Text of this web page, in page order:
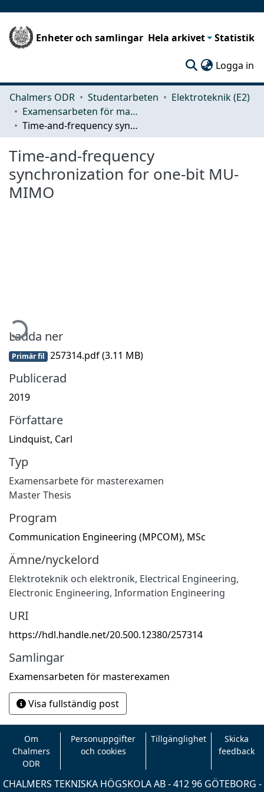
Enheter och samlingar Hela arkivet Statistik
Logga in
Chalmers ODR Studentarbeten
Elektroteknik (E2)
Examensarbeten för masterexamen
Time-and-frequency synchronization for one-bit MU-MIMO
Time-and-frequency
synchronization for one-bit MU-
MIMO
Ladda ner
Primär fil 257314.pdf(3.11 MB)
Publicerad
2019
Författare
Lindquist, Carl
Typ
Examensarbete för masterexamen
Master Thesis
Program
Communication Engineering (MPCOM), MSc
Ämne/nyckelord
Elektroteknik och elektronik, Electrical Engineering,
Electronic Engineering, Information Engineering
URI
https://hdl.handle.net/20.500.12380/257314
Samlingar
Examensarbeten för masterexamen
Visa fullständig post
Om
Chalmers
ODR
Personuppgifter
och cookies
Tillgänglighet
Skicka
feedback
CHALMERS TEKNISKA HÖGSKOLA AB - 412 96 GÖTEBORG -